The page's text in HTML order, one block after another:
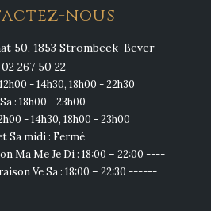
nous
50, 1853 Strombeek-Bever
02 267 50 22
- 14h30, 18h00 - 22h30
: 18h00 - 23h00
- 14h30, 18h00 - 23h00
Sa midi : Fermé
Ma Me Je Di : 18:00 – 22:00 ----
Ve Sa : 18:00 – 22:30 ------